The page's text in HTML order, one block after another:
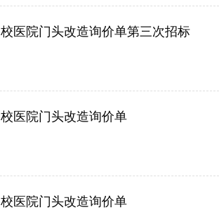
校医院门头改造询价单第三次招标
校医院门头改造询价单
校医院门头改造询价单